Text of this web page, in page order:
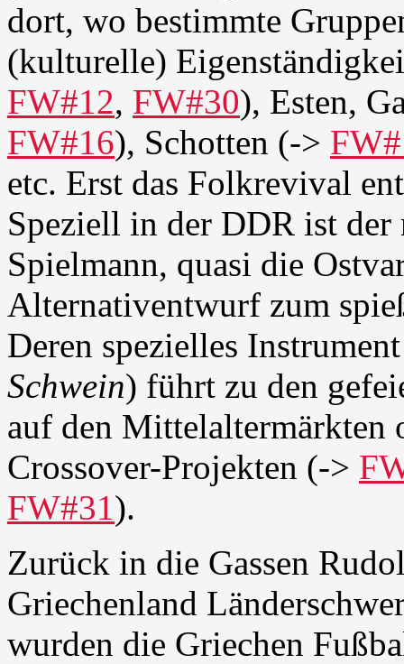
dort, wo bestimmte
(kulturelle)
FW#12, FW#30), Esten,
FW#16), Schotten (->
etc. Erst das Folkrevival
Speziell in der DDR ist
Spielmann, quasi die
Alternativentwurf zum
Deren spezielles
Schwein) führt zu den
auf den Mittelaltermärkten
Crossover-Projekten (->
FW#31).
Zurück in die Gassen
Griechenland
wurden die Griechen